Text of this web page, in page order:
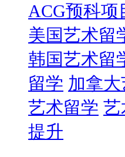
ACG预科项
美国艺术留
韩国艺术留
留学 加拿
艺术留学 艺
提升